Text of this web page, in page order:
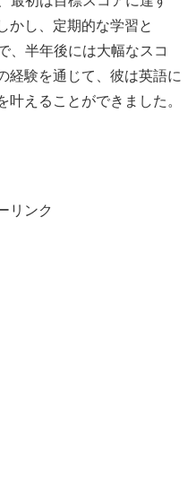
かし、定期的な学習と
、半年後には大幅なスコ
経験を通じて、彼は英語に
えることができました。
リンク